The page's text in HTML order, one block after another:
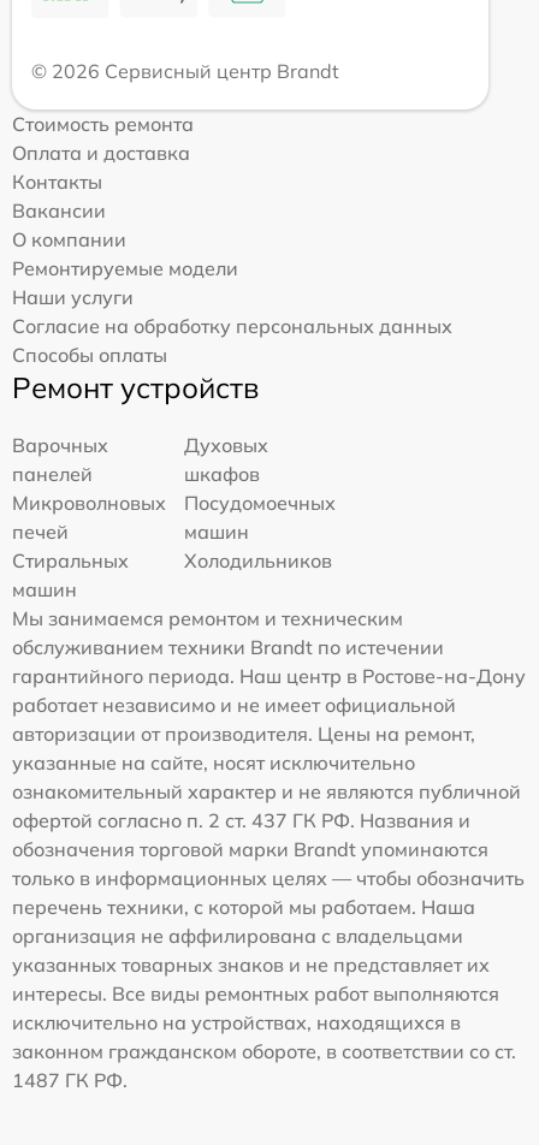
© 2026 Сервисный центр Brandt
Стоимость ремонта
Оплата и доставка
Контакты
Вакансии
О компании
Ремонтируемые модели
Наши услуги
Согласие на обработку персональных данных
Способы оплаты
Ремонт устройств
Варочных
панелей
Духовых
шкафов
Микроволновых
печей
Посудомоечных
машин
Стиральных
машин
Холодильников
Мы занимаемся ремонтом и техническим
обслуживанием техники Brandt по истечении
гарантийного периода. Наш центр в Ростове-на-Дону
работает независимо и не имеет официальной
авторизации от производителя. Цены на ремонт,
указанные на сайте, носят исключительно
ознакомительный характер и не являются публичной
офертой согласно п. 2 ст. 437 ГК РФ. Названия и
обозначения торговой марки Brandt упоминаются
только в информационных целях — чтобы обозначить
перечень техники, с которой мы работаем. Наша
организация не аффилирована с владельцами
указанных товарных знаков и не представляет их
интересы. Все виды ремонтных работ выполняются
исключительно на устройствах, находящихся в
законном гражданском обороте, в соответствии со ст.
1487 ГК РФ.